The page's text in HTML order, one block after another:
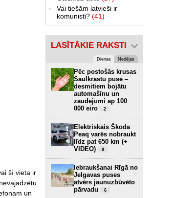
šī vieta ir
un
Vai tiešām latvieši ir
komunisti? (41)
LASĪTĀKIE RAKSTI
Dienas Nedēļas
Pēc postošās krusas
Saulkrastu pusē –
desmitiem bojātu
automašīnu un
zaudējumi ap 100
000 eiro
2
Elektriskais Škoda
Peaq varēs nobraukt
līdz pat 650 km (+
VIDEO)
8
Iebraukšanai Rīgā no
Jelgavas puses
atvērs jaunuzbūvēto
pārvadu
6